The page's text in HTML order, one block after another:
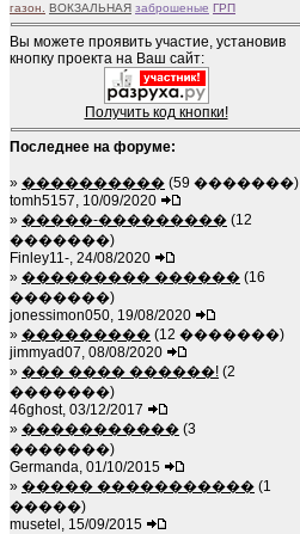
газон. ВОКЗАЛЬНАЯ заброшеные ГРП
Вы можете проявить участие, установив
кнопку проекта на Ваш сайт:
Получить код кнопки!
Последнее на форуме:
» ���������� (59 �������)
tomh5157, 10/09/2020
» �����-��������� (12
�������)
Finley11-, 24/08/2020
» ��������� ������ (16
�������)
jonessimon050, 19/08/2020
» ��������� (12 �������)
jimmyad07, 08/08/2020
» ��� ���� ������! (2
�������)
46ghost, 03/12/2017
» ����������� (3
�������)
Germanda, 01/10/2015
» ����� ����������� (1
�����)
musetel, 15/09/2015